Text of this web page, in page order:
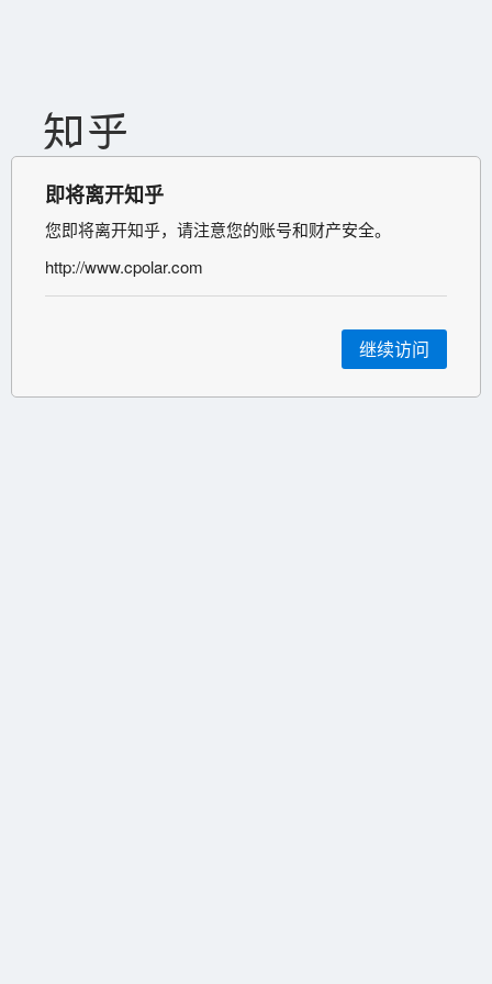
即将离开知乎
您即将离开知乎，请注意您的账号和财产安全。
http://www.cpolar.com
继续访问